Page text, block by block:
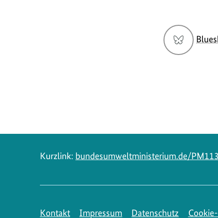
Kurzlink: bundesumweltministerium.de/
Kontakt Impressum Datenschutz